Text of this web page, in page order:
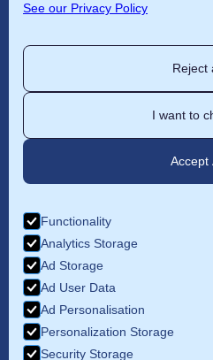
Patente nautica
Corsi
Libro didattico
+39 329 2445036
Via della Madonna del
See our Privacy Policy
Reject
I want to
Accept
Functionality
Analytics Storage
Ad Storage
Ad User Data
Ad Personalisation
Personalization Storage
Security Storage